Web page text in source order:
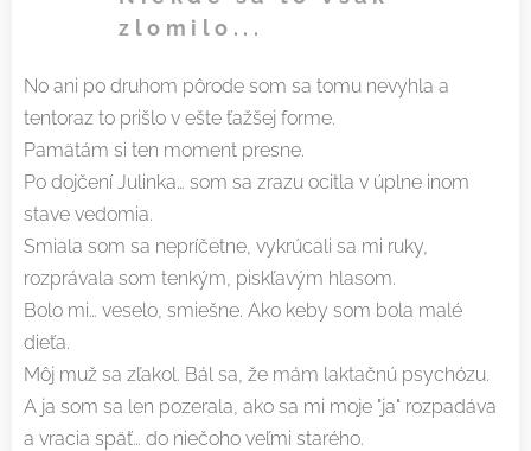
zlomilo...
No ani po druhom pôrode som sa tomu nevyhla a
tentoraz to prišlo v ešte ťažšej forme.
Pamätám si ten moment presne.
Po dojčení Julinka… som sa zrazu ocitla v úplne inom
stave vedomia.
Smiala som sa nepríčetne, vykrúcali sa mi ruky,
rozprávala som tenkým, piskľavým hlasom.
Bolo mi… veselo, smiešne. Ako keby som bola malé
dieťa.
Môj muž sa zľakol. Bál sa, že mám laktačnú psychózu.
A ja som sa len pozerala, ako sa mi moje "ja" rozpadáva
a vracia späť… do niečoho veľmi starého.